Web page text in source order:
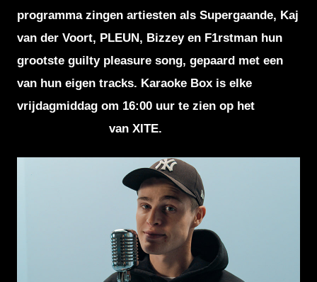
programma zingen artiesten als Supergaande, Kaj
van der Voort, PLEUN, Bizzey en F1rstman hun
grootste guilty pleasure song, gepaard met een
van hun eigen tracks. Karaoke Box is elke
vrijdagmiddag om 16:00 uur te zien op het
van XITE.